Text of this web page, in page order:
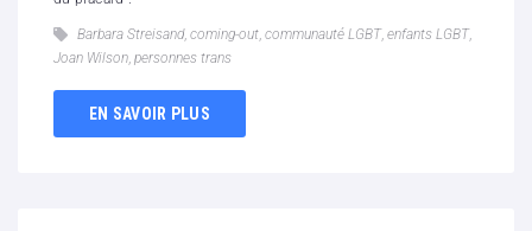
Barbara Streisand, coming-out, communauté LGBT, enfants LGBT,
Joan Wilson, personnes trans
EN SAVOIR PLUS